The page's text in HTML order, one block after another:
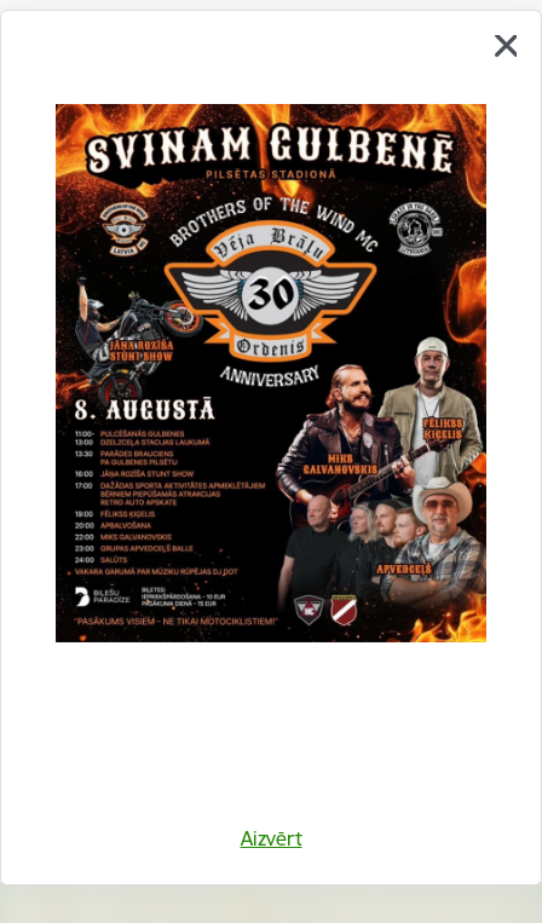
Aizvērt
pievienotās vērtības nodokļa EUR 30 000 (trīsdesmit tūkstoši
Lēmums
Līgums
Drukāt lapu
Dalīties